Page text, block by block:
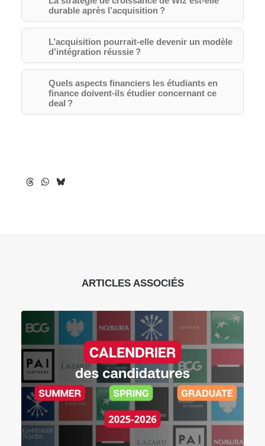
durable après l’acquisition ?
L’acquisition pourrait-elle devenir un modèle
d’intégration réussie ?
Quels aspects financiers les étudiants en
finance doivent-ils étudier concernant ce
deal ?
ARTICLES ASSOCIÉS